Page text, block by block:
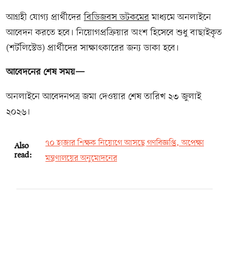
আগ্রহী যোগ্য প্রার্থীদেরবিডিজবস ডটকমেরমাধ্যমে অনলাইনে
আবেদন করতে হবে। নিয়োগপ্রক্রিয়ার অংশ হিসেবে শুধু বাছাইকৃত
(শর্টলিস্টেড) প্রার্থীদের সাক্ষাৎকারের জন্য ডাকা হবে।
আবেদনের শেষ সময়—
অনলাইনে আবেদনপত্র জমা দেওয়ার শেষ তারিখ ২৩ জুলাই
২০২৬।
Also
read:
৭০ হাজার শিক্ষক নিয়োগে আসছে গণবিজ্ঞপ্তি, অপেক্ষা
মন্ত্রণালয়ের অনুমোদনের